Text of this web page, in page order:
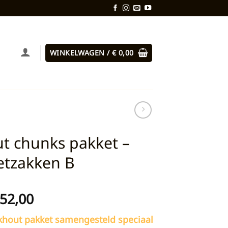
WINKELWAGEN / €0,00
chunks pakket –
B
Huidige
prijs
pakket samengesteld speciaal